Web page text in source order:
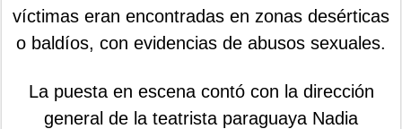
víctimas eran encontradas en zonas desérticas
o baldíos, con evidencias de abusos sexuales.
La puesta en escena contó con la dirección
general de la teatrista paraguaya Nadia